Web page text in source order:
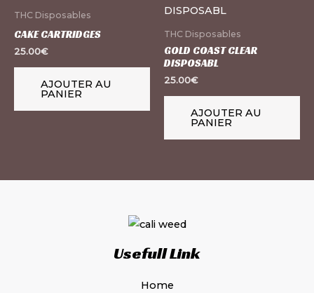
THC Disposables
CAKE CARTRIDGES
25.00€
AJOUTER AU
PANIER
THC Disposables
GOLD COAST CLEAR
DISPOSABL
25.00€
AJOUTER AU
PANIER
Usefull Link
Home